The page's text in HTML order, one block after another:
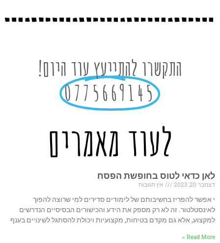
התקשרו להתייעץ עוד היום!
0775669145
לעוד מאמרים
לאן כדאי לטוס בחופשת הפסח
דצמבר 20, 2023
אין תגובות
י אפשר להפריז בחשיבותם של לימודים סדירים למי שרוצה להפוך
לאינסטלטור. זה לא רק מספק את הידע והכישורים הבסיסיים הנדרשים
למקצוע, אלא גם מקדם בטיחות, מקצועיות ויכולת להסתגל לשינויים בענף
Read More »